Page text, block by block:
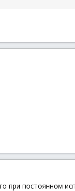
постоянном